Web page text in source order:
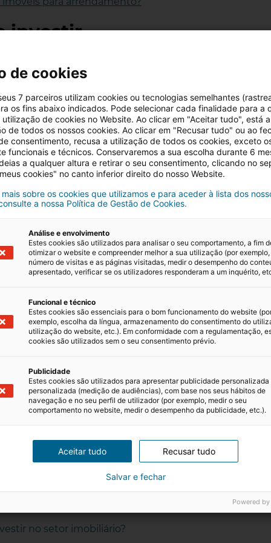
investir
de praia não está isento de riscos. Existem
e garantir que o investimento é realmente
de avançar, é importante considerar os seguintes
Escolha da localização
o são acessos, serviços, segurança e oferta
Licenciamento e regras locais
ordem, se está fora de zonas protegidas e se pode
Manutenção
devido à exposição ao sal, humidade e vento.
conta a sazonalidade, a concorrência local e os
Seguros adequados
extremos. Um seguro abrangente é
no setor imobiliário?
de cookies
7 parceiros utilizam cookies ou tecnologias semelhantes
os fins abaixo indicados. Pode selecionar cada finalidade para a
de cookies no Website. Ao clicar em "Aceitar tudo", está
de todos os nossos cookies. Ao clicar em "Recusar tudo" ou ao
consentimento, recusa a utilização de todos os cookies, exceto
funcionais e técnicos. Conservaremos a sua escolha durante 6
a qualquer altura e retirar o seu consentimento, clicando no
cookies" no canto inferior direito do nosso Website.
mais sobre os cookies que utilizamos e para aceder à lista dos
a nossa Política de Gestão de Cookies.
Análise e envolvimento
Estes cookies são utilizados para analisar o seu comportamento, a fim
otimizar o website e compreender melhor a sua utilização (por
número de visitas e as páginas visitadas, medir o desempenho do
apresentado, verificar se os utilizadores responderam a um inquérito,
Funcional e técnico
Estes cookies são essenciais para o bom funcionamento do website
exemplo, escolha da língua, armazenamento do consentimento do
utilização do website, etc.). Em conformidade com a regulamentação,
cookies são utilizados sem o seu consentimento prévio.
Publicidade
Estes cookies são utilizados para apresentar publicidade personalizada
personalizada (medição de audiências), com base nos seus hábitos de
navegação e no seu perfil de utilizador (por exemplo, medir o seu
comportamento no website, medir o desempenho da publicidade, etc.).
Aceitar tudo Recusar tudo
Salvar e fechar
Powered by